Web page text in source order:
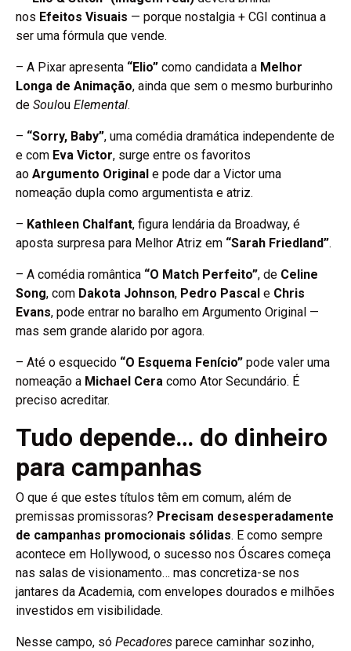
nos Efeitos Visuais — porque nostalgia + CGI continua a
ser uma fórmula que vende.
– A Pixar apresenta “Elio” como candidata a Melhor
Longa de Animação, ainda que sem o mesmo burburinho
de Soulou Elemental.
– “Sorry, Baby”, uma comédia dramática independente de
e com Eva Victor, surge entre os favoritos
ao Argumento Original e pode dar a Victor uma
nomeação dupla como argumentista e atriz.
– Kathleen Chalfant, figura lendária da Broadway, é
aposta surpresa para Melhor Atriz em “Sarah Friedland”.
– A comédia romântica “O Match Perfeito”, de Celine
Song, com Dakota Johnson, Pedro Pascal e Chris
Evans, pode entrar no baralho em Argumento Original —
mas sem grande alarido por agora.
– Até o esquecido “O Esquema Fenício” pode valer uma
nomeação a Michael Cera como Ator Secundário. É
preciso acreditar.
Tudo depende… do dinheiro
para campanhas
O que é que estes títulos têm em comum, além de
premissas promissoras? Precisam desesperadamente
de campanhas promocionais sólidas. E como sempre
acontece em Hollywood, o sucesso nos Óscares começa
nas salas de visionamento… mas concretiza-se nos
jantares da Academia, com envelopes dourados e milhões
investidos em visibilidade.
Nesse campo, só Pecadores parece caminhar sozinho,